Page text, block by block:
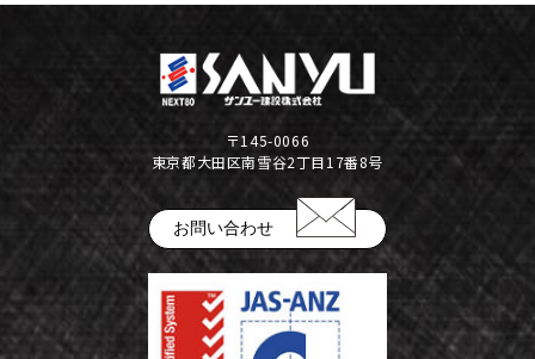
財務情報
会社の特徴
採用情報
建設部門の協力会社のみなさまへ
（請求書関係はコチラ）
〒145-0066
東京都大田区南雪谷2丁目17番8号
お問い合わせ